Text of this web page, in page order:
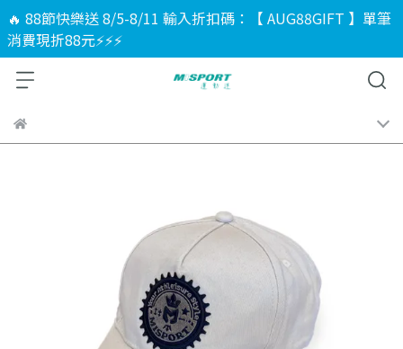
🔥 88節快樂送 8/5-8/11 輸入折扣碼：【 AUG88GIFT 】單筆
消費現折88元⚡⚡⚡